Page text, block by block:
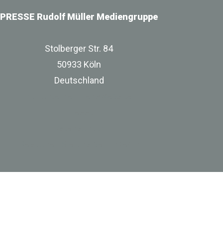
PRESSE Rudolf Müller Mediengruppe
Stolberger Str. 84
50933 Köln
Deutschland